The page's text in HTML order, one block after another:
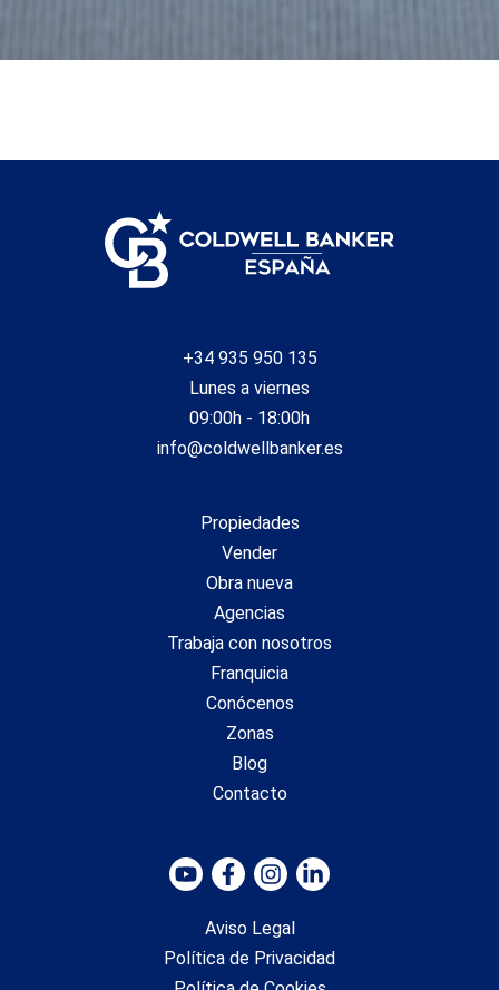
+34 935 950 135
Lunes a viernes
09:00h - 18:00h
info@coldwellbanker.es
Propiedades
Vender
Obra nueva
Agencias
Trabaja con nosotros
Franquicia
Conócenos
Zonas
Blog
Contacto
Aviso Legal
Política de Privacidad